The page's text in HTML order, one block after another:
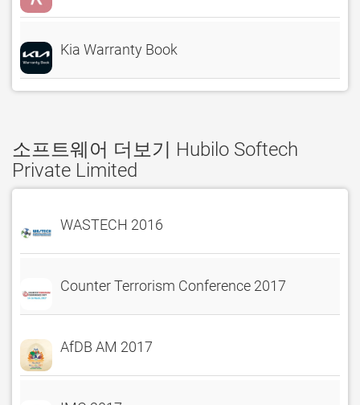
Kia Warranty Book
소프트웨어 더보기 Hubilo Softech
Private Limited
WASTECH 2016
Counter Terrorism Conference 2017
AfDB AM 2017